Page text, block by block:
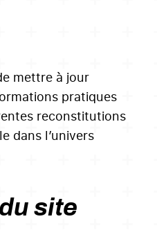
mettre à jour
pratiques
reconstitutions
dans l’univers
site